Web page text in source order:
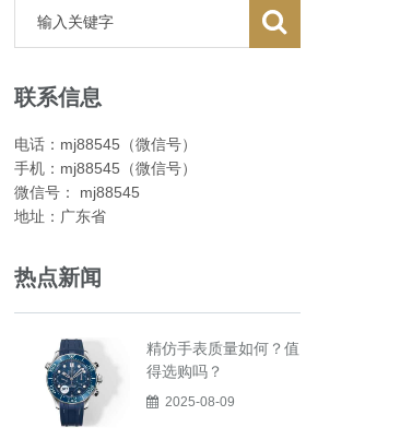
联系信息
电话：mj88545（微信号）
手机：mj88545（微信号）
微信号： mj88545
地址：广东省
热点新闻
精仿手表质量如何？值
得选购吗？
2025-08-09